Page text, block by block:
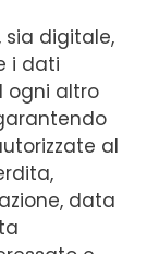
sia digitale,
i dati
ogni altro
al
data